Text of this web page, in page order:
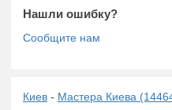
Нашли ошибку?
Киев - Мастера Киева